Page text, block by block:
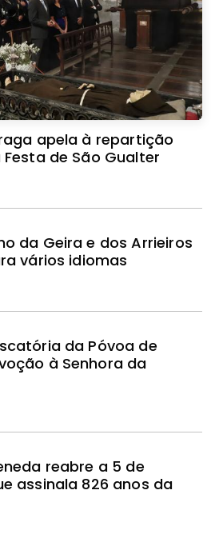
apela à repartição
de São Gualter
da Geira e dos Arrieiros
vários idiomas
da Póvoa de
à Senhora da
reabre a 5 de
assinala 826 anos da